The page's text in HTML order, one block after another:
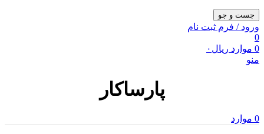
جست و جو
ورود / فرم ثبت نام
0
0 موارد ریال ۰
منو
پارساکار
0 موارد